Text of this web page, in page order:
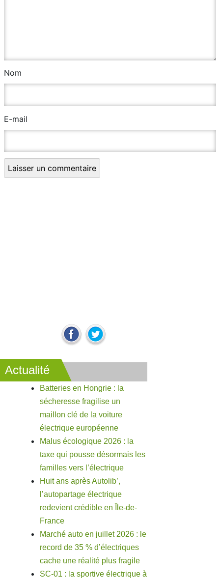
Nom
E-mail
Actualité
Batteries en Hongrie : la
sécheresse fragilise un
maillon clé de la voiture
électrique européenne
Malus écologique 2026 : la
taxe qui pousse désormais les
familles vers l’électrique
Huit ans après Autolib’,
l’autopartage électrique
redevient crédible en Île-de-
France
Marché auto en juillet 2026 : le
record de 35 % d’électriques
cache une réalité plus fragile
SC-01 : la sportive électrique à